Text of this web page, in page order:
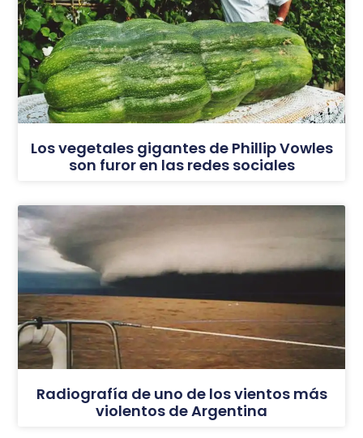
Los vegetales gigantes de Phillip Vowles
son furor en las redes sociales
Radiografía de uno de los vientos más
violentos de Argentina